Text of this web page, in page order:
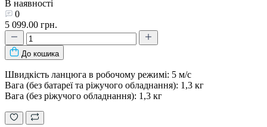
В наявності
0
5 099.00 грн.
До кошика
Швидкість ланцюга в робочому режимі: 5 м/с
Вага (без батареї та ріжучого обладнання): 1,3 кг
Вага (без ріжучого обладнання): 1,3 кг